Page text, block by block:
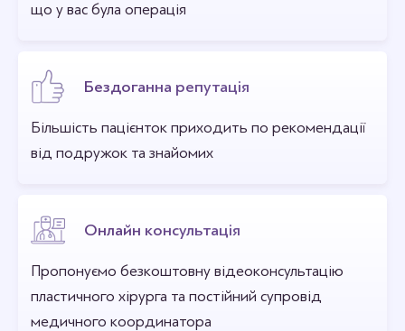
що у вас була операція
Бездоганна репутація
Більшість пацієнток приходить по рекомендації
від подружок та знайомих
Онлайн консультація
Пропонуємо безкоштовну відеоконсультацію
пластичного хірурга та постійний супровід
медичного координатора